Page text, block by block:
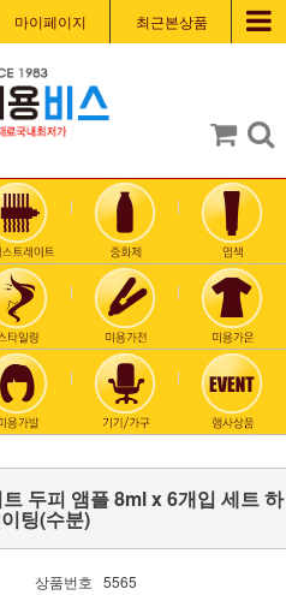
마이페이지 최근본상품
두피 앰플 8ml x 6개입 세트 하
팅(수분)
상품번호 5565